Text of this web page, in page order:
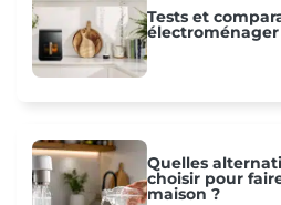
Tests et
Quelles
choisir pour
maison ?